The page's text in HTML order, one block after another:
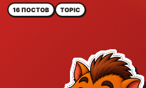
16 ПОСТОВ TOPIC